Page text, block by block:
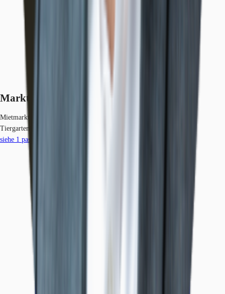
Marktinformationen
Mietmarkt
Tiergarten, Berlin
siehe 1 passende Mietobjekte